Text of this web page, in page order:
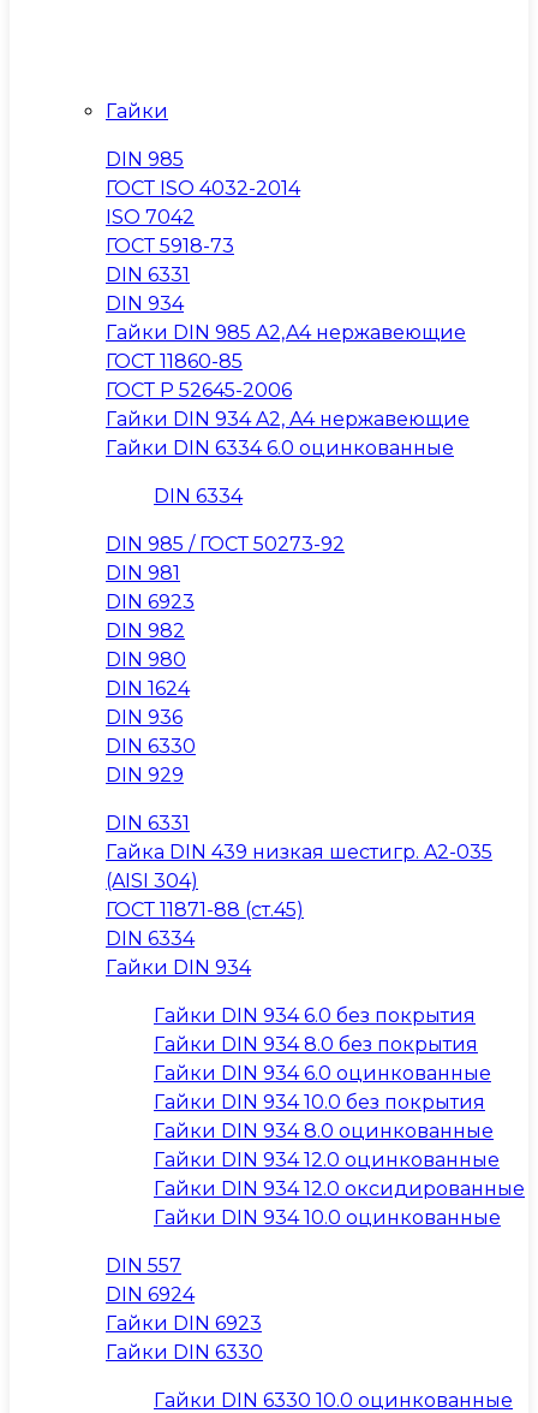
Гайки
DIN 985
ГОСТ ISO 4032-2014
ISO 7042
ГОСТ 5918-73
DIN 6331
DIN 934
Гайки DIN 985 A2,A4 нержавеющие
ГОСТ 11860-85
ГОСТ Р 52645-2006
Гайки DIN 934 A2, A4 нержавеющие
Гайки DIN 6334 6.0 оцинкованные
DIN 6334
DIN 985 / ГОСТ 50273-92
DIN 981
DIN 6923
DIN 982
DIN 980
DIN 1624
DIN 936
DIN 6330
DIN 929
DIN 6331
Гайка DIN 439 низкая шестигр. A2-035
(AISI 304)
ГОСТ 11871-88 (ст.45)
DIN 6334
Гайки DIN 934
Гайки DIN 934 6.0 без покрытия
Гайки DIN 934 8.0 без покрытия
Гайки DIN 934 6.0 оцинкованные
Гайки DIN 934 10.0 без покрытия
Гайки DIN 934 8.0 оцинкованные
Гайки DIN 934 12.0 оцинкованные
Гайки DIN 934 12.0 оксидированные
Гайки DIN 934 10.0 оцинкованные
DIN 557
DIN 6924
Гайки DIN 6923
Гайки DIN 6330
Гайки DIN 6330 10.0 оцинкованные